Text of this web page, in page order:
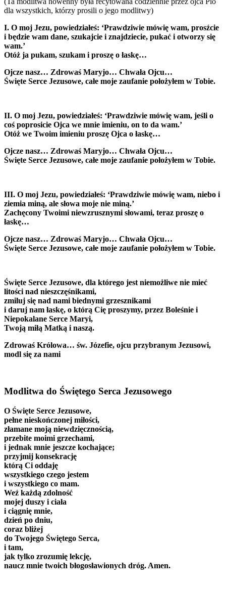
dla wszystkich, którzy prosili o jego modlitwy)
I. O moj Jezu, powiedziałeś: ‘Prawdziwie mówię wam, prosźcie
i będzie wam dane, szukajcie i znajdziecie, pukać i otworzy się
wam.’
Otóż ja pukam, szukam i proszę o łaskę…
Ojcze nasz… Zdrowaś Maryjo… Chwała Ojcu…
Święte Serce Jezusowe, całe moje zaufanie położyłem w Tobie.
II. O moj Jezu, powiedziałeś: ‘Prawdziwie mówię wam, jeśli o
coś poprosicie Ojca we mnie imieniu, on to da wam.’
Otóż we Twoim imieniu proszę Ojca o łaskę…
Ojcze nasz… Zdrowaś Maryjo… Chwała Ojcu…
Święte Serce Jezusowe, całe moje zaufanie położyłem w Tobie.
III. O moj Jezu, powiedziałeś: ‘Prawdziwie mówię wam, niebo i
ziemia miną, ale słowa moje nie miną.’
Zachęcony Twoimi niewzrusznymi słowami, teraz proszę o
łaskę…
Ojcze nasz… Zdrowaś Maryjo… Chwała Ojcu…
Święte Serce Jezusowe, całe moje zaufanie położyłem w Tobie.
Święte Serce Jezusowe, dla którego jest niemożliwe nie mieć
litości nad nieszczęśnikami,
zmiluj się nad nami biednymi grzesznikami
i daruj nam łaskę, o którą Cię proszymy, przez Boleśnie i
Niepokalane Serce Maryi,
Twoją miłą Matką i naszą.
Zdrowaś Królowa… św. Józefie, ojcu przybranym Jezusowi,
modl się za nami
Modlitwa do Świętego Serca Jezusowego
O Święte Serce Jezusowe,
pełne nieskończonej miłości,
złamane moją niewdzięcznością,
przebite moimi grzechami,
i jednak mnie jeszcze kochające;
przyjmij konsekrację
którą Ci oddaję
wszystkiego czego jestem
i wszystkiego co mam.
Weź każdą zdolność
mojej duszy i ciała
i ciągnię mnie,
dzień po dniu,
coraz bliżej
do Twojego Świętego Serca,
i tam,
jak tylko zrozumię lekcję,
naucz mnie twoich błogosławionych dróg. Amen.